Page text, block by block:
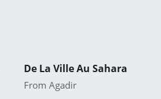
De La Ville Au Sahara
From Agadir